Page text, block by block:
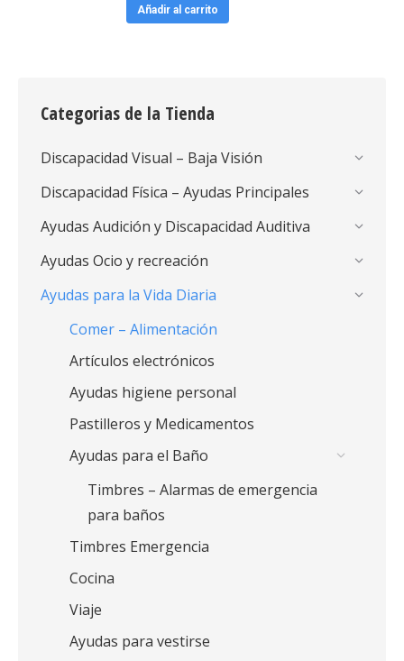
Añadir al carrito
Categorias de la Tienda
Discapacidad Visual – Baja Visión
Discapacidad Física – Ayudas Principales
Ayudas Audición y Discapacidad Auditiva
Ayudas Ocio y recreación
Ayudas para la Vida Diaria
Comer – Alimentación
Artículos electrónicos
Ayudas higiene personal
Pastilleros y Medicamentos
Ayudas para el Baño
Timbres – Alarmas de emergencia
para baños
Timbres Emergencia
Cocina
Viaje
Ayudas para vestirse